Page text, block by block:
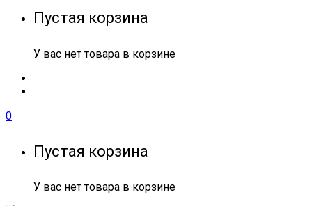
Пустая корзина
У вас нет товара в корзине
0
Пустая корзина
У вас нет товара в корзине